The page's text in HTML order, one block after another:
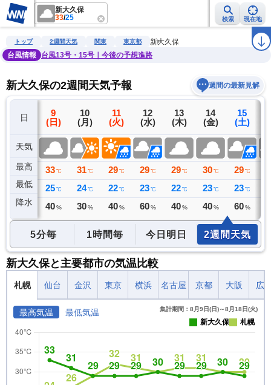
新大久保
33/25 検索 現在地
雨雲レーダー 台風情報 地震情報 警報・注意報 ラ
トップ 2週間天気 関東 東京都
新大久保
台風情報
台風13号・15号｜今後の予想進路
新大久保の2週間天気予報 週間の最新見解
日
天気
最高
最低
降水
8
(土)
34 ℃
26 ℃
0 ミリ
9
(日)
33 ℃
25 ℃
40 %
10
(月)
31 ℃
24 ℃
30 %
11
(火)
29 ℃
22 ℃
40 %
12
(水)
29 ℃
23 ℃
60 %
13
(木)
29 ℃
22 ℃
40 %
14
(金)
30 ℃
23 ℃
40 %
15
(土)
29 ℃
23 ℃
60 %
5分毎 1時間毎 今日明日 2週間天気
新大久保と主要都市の気温比較
札幌 仙台 金沢 東京 横浜 名古屋 京都 大阪 広
最高気温 最低気温 集計期間：8月9日(日)～8月18日(火)
新大久保 札幌